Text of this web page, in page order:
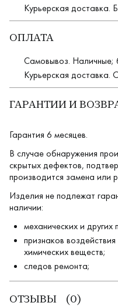
Курьерская доставка.
ОПЛАТА
Самовывоз. Наличные;
Курьерская доставка.
ГАРАНТИИ И
Гарантия 6 месяцев.
В случае обнаружения
скрытых дефектов,
производится замена или
Изделия не подлежат
наличии:
механических и других
признаков
химических веществ;
следов ремонта;
ОТЗЫВЫ ( 0)